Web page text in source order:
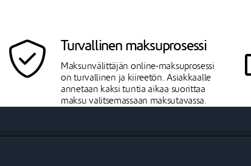
Turvallinen maksuprosessi
Maksunvälittäjän online-maksuprosessi
on turvallinen ja kiireetön. Asiakkaalle
annetaan kaksi tuntia aikaa suorittaa
maksu valitsemassaan maksutavassa.
ilman maksukortti- tai muita